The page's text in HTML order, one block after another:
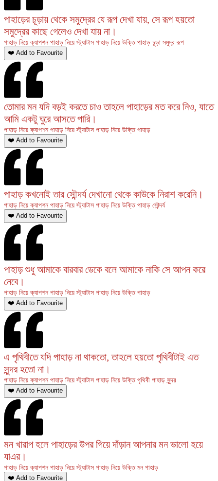
পাহাড়ের চূড়ায় থেকে সমুদ্রের যে রূপ দেখা যায়, সে রূপ হয়তো
সমুদ্রের কাছে গেলেও দেখা যায় না।
পাহাড় নিয়ে ক্যাপশন পাহাড় নিয়ে স্ট্যাটাস পাহাড় নিয়ে উক্তি পাহাড় চূড়া সমুদ্র রূপ
❤️ Add to Favourite
তোমার মন যদি বড়ই করতে চাও তাহলে পাহাড়ের মত করে নিও, যাতে
আমি একটু ঘুরে আসতে পারি।
পাহাড় নিয়ে ক্যাপশন পাহাড় নিয়ে স্ট্যাটাস পাহাড় নিয়ে উক্তি পাহাড়
❤️ Add to Favourite
পাহাড় কখনোই তার সৌন্দর্য দেখানো থেকে কাউকে নিরাশ করেনি।
পাহাড় নিয়ে ক্যাপশন পাহাড় নিয়ে স্ট্যাটাস পাহাড় নিয়ে উক্তি পাহাড় সৌন্দর্য
❤️ Add to Favourite
পাহাড় শুধু আমাকে বারবার ডেকে বলে আমাকে নাকি সে আপন করে
নেবে।
পাহাড় নিয়ে ক্যাপশন পাহাড় নিয়ে স্ট্যাটাস পাহাড় নিয়ে উক্তি পাহাড়
❤️ Add to Favourite
এ পৃথিবীতে যদি পাহাড় না থাকতো, তাহলে হয়তো পৃথিবীটাই এত
সুন্দর হতো না।
পাহাড় নিয়ে ক্যাপশন পাহাড় নিয়ে স্ট্যাটাস পাহাড় নিয়ে উক্তি পৃথিবী পাহাড় সুন্দর
❤️ Add to Favourite
মন খারাপ হলে পাহাড়ের উপর গিয়ে দাঁড়ান আপনার মন ভালো হয়ে
যাএর।
পাহাড় নিয়ে ক্যাপশন পাহাড় নিয়ে স্ট্যাটাস পাহাড় নিয়ে উক্তি মন পাহাড়
❤️ Add to Favourite